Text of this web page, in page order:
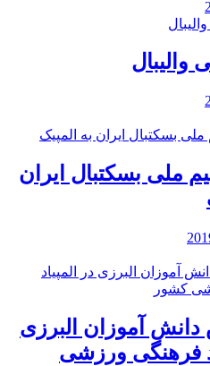
والیبال
ملی بسکتبال ایران
آموزان البرزی
فرهنگی ورزشی